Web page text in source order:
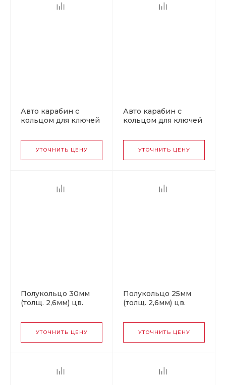
Авто карабин с
кольцом для ключей
УТОЧНИТЬ ЦЕНУ
Авто карабин с
кольцом для ключей
УТОЧНИТЬ ЦЕНУ
Полукольцо 30мм
(толщ. 2,6мм) цв.
УТОЧНИТЬ ЦЕНУ
Полукольцо 25мм
(толщ. 2,6мм) цв.
УТОЧНИТЬ ЦЕНУ